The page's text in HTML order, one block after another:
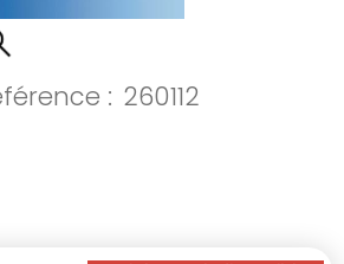
: 260112